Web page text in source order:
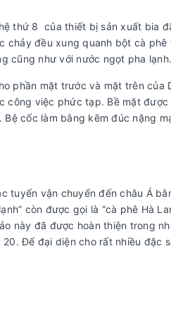
thứ 8 của thiết bị sản xuất bia
chảy đều xung quanh bột cà phê
cũng như với nước ngọt pha lạnh.
phần mặt trước và mặt trên của
công việc phức tạp. Bề mặt được
cốc làm bằng kẽm đúc nặng
tuyến vận chuyển đến châu Á
còn được gọi là “cà phê Hà
này đã được hoàn thiện trong
Để đại diện cho rất nhiều đặc